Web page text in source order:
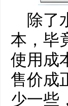
除了
本，毕
使用成
售价成
少一些